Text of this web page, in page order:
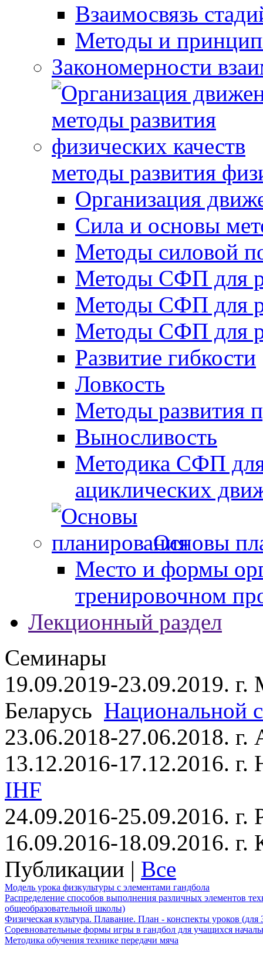
Взаимосвязь
Методы и
Закономерности
методы развития
Организация
Сила и основы
Методы силовой
Методы СФП для
Методы СФП для
Методы СФП для
Развитие гибкости
Ловкость
Методы развития
Выносливость
Методика СФП для
ациклических
Основы
Место и формы
тренировочном
Лекционный раздел
Семинары
19.09.2019-23.09.2019. г.
Беларусь Национальной
23.06.2018-27.06.2018.
13.12.2016-17.12.2016.
IHF
24.09.2016-25.09.2016. г.
16.09.2016-18.09.2016.
Публикации | Все
Модель урока физкультуры с элементами гандбола
Распределение способов выполнения различных элементов
общеобразовательной школы)
Физическая культура. Плавание. План - конспекты уроков (для
Соревновательные формы игры в гандбол для учащихся
Методика обучения технике передачи мяча